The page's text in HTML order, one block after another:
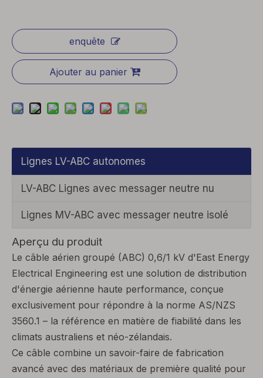
enquête
Ajouter au panier
Lignes LV-ABC autonomes
LV-ABC Lignes avec messager neutre nu
Lignes MV-ABC avec messager neutre isolé
Aperçu du produit
Le câble aérien groupé (ABC) 0,6/1 kV d'East Energy
Electrical Engineering est une solution de distribution
d'énergie aérienne haute performance, conçue
exclusivement pour répondre à la norme AS/NZS
3560.1 – la référence en matière de fiabilité dans les
climats australiens et néo-zélandais.
Ce câble combine un savoir-faire de fabrication
avancé avec des matériaux de première qualité pour